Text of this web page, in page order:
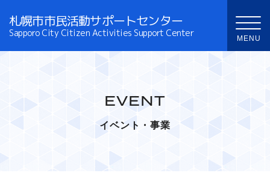
札幌市市民活動サポートセンター
Sapporo City Citizen Activities Support Center
EVENT
イベント・事業